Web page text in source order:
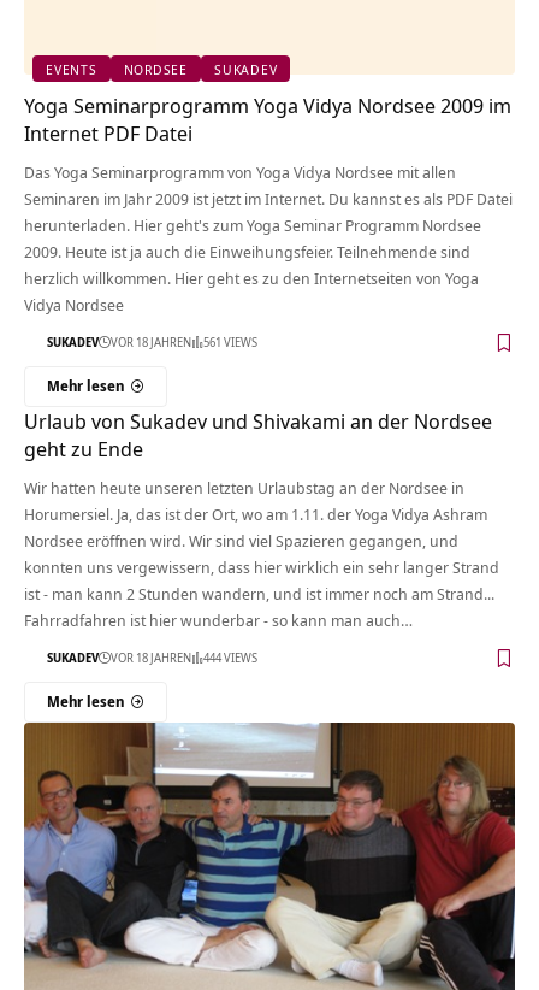
EVENTS NORDSEE SUKADEV
Yoga Seminarprogramm Yoga Vidya Nordsee 2009 im
Internet PDF Datei
Das Yoga Seminarprogramm von Yoga Vidya Nordsee mit allen
Seminaren im Jahr 2009 ist jetzt im Internet. Du kannst es als PDF Datei
herunterladen. Hier geht's zum Yoga Seminar Programm Nordsee
2009. Heute ist ja auch die Einweihungsfeier. Teilnehmende sind
herzlich willkommen. Hier geht es zu den Internetseiten von Yoga
Vidya Nordsee
SUKADEV VOR 18 JAHREN 561 VIEWS
Mehr lesen
Urlaub von Sukadev und Shivakami an der Nordsee
geht zu Ende
Wir hatten heute unseren letzten Urlaubstag an der Nordsee in
Horumersiel. Ja, das ist der Ort, wo am 1.11. der Yoga Vidya Ashram
Nordsee eröffnen wird. Wir sind viel Spazieren gegangen, und
konnten uns vergewissern, dass hier wirklich ein sehr langer Strand
ist - man kann 2 Stunden wandern, und ist immer noch am Strand...
Fahrradfahren ist hier wunderbar - so kann man auch…
SUKADEV VOR 18 JAHREN 444 VIEWS
Mehr lesen